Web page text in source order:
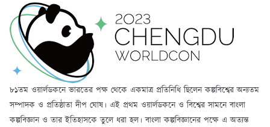
৮১তম ওয়ার্লডকনে ভারতের পক্ষ থেকে একমাত্র প্রতিনিধি ছিলেন কল্পবিশ্বের অন্যতম
সম্পাদক ও প্রতিষ্ঠাতা দীপ ঘোষ। এই প্রথম ওয়ার্লডকনে ও বিশ্বের সামনে বাংলা
কল্পবিজ্ঞান ও তার ইতিহাসকে তুলে ধরা হল। বাংলা কল্পবিজ্ঞানের পক্ষে এ অত্যন্ত